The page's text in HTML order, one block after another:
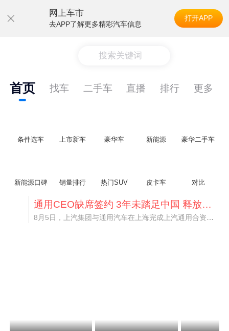
网上车市
去APP了解更多精彩汽车信息
打开APP
搜索关键词
首页 找车 二手车 直播 排行 更多
条件选车 上市新车 豪华车 新能源 豪华二手车
新能源口碑 销量排行 热门SUV 皮卡车 对比
通用CEO缺席签约 3年未踏足中国 释放反常信号